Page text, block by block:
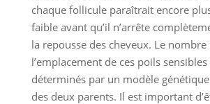
chaque follicule paraîtrait encore
faible avant qu’il n’arrête
la repousse des cheveux. Le nombre
l’emplacement de ces poils
déterminés par un modèle
des deux parents. Il est important